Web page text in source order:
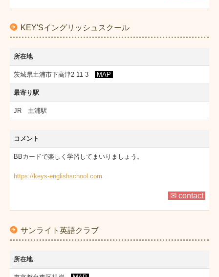
KEY'Sイングリッシュスクール
所在地
茨城県土浦市下高津2-11-3 MAP
最寄り駅
JR 土浦駅
コメント
BBカードで楽しく学習してまいりましょう。
https://keys-englishschool.com
✉ contact
サンライト英語クラブ
所在地